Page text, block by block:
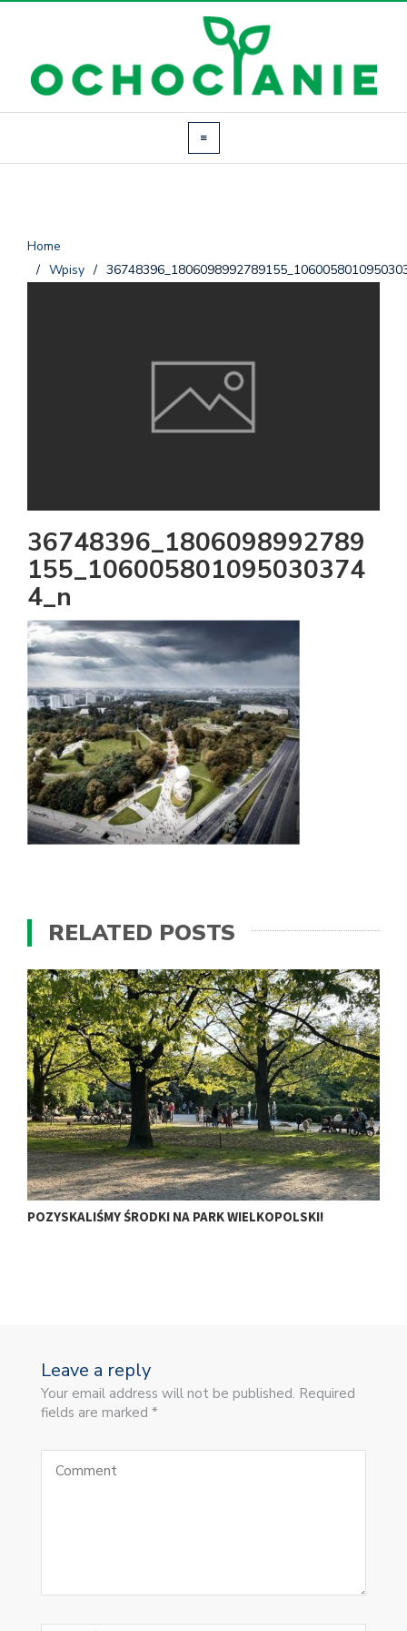
Home
/ Wpisy /
36748396_1806098992789
155_106005801095030374
4_n
RELATED POSTS
POZYSKALIŚMY ŚRODKI NA PARK WIELKOPOLSKI!
Leave a reply
Your email address will not be published. Required
fields are marked *